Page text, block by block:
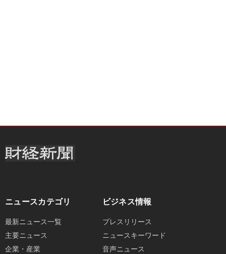
ニュースカテゴリ
最新ニュース一覧
主要ニュース
企業・産業
ビジネス情報
プレスリリース
ニュースキーワード
音声ニュース